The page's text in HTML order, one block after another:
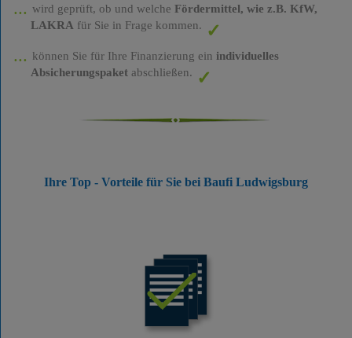
wird geprüft, ob und welche Fördermittel, wie z.B. KfW,
LAKRA für Sie in Frage kommen.
können Sie für Ihre Finanzierung ein individuelles
Absicherungspaketabschließen.
Ihre Top - Vorteile für Sie bei Baufi Ludwigsburg